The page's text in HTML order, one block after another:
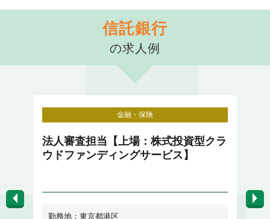
信託銀行
の求人例
金融・保険
法人審査担当【上場：株式投資型クラ
ウドファンディングサービス】
勤務地：東京都港区